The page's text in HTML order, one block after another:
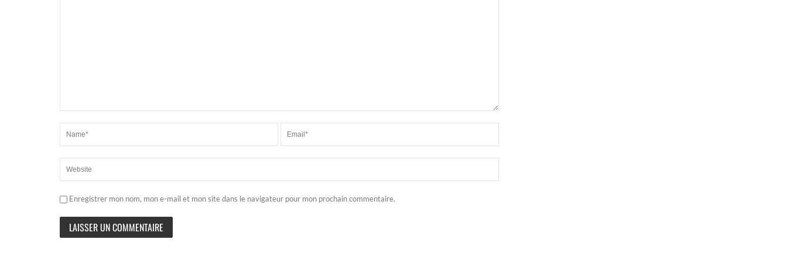
Enregistrer mon nom, mon e-mail et mon site dans le navigateur pour mon prochain commentaire.